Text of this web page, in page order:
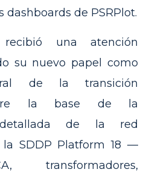
dashboards de PSRPlot.
una atención
su nuevo papel como
de la transición
la base de la
detallada de la red
la SDDP Platform 18 —
transformadores,